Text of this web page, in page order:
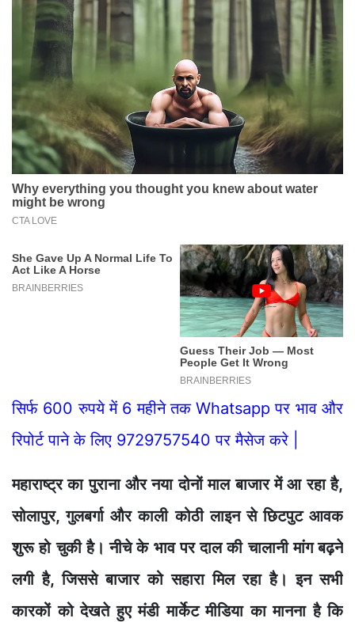
सिर्फ 600 रुपये में 6 महीने तक Whatsapp पर भाव और
रिपोर्ट पाने के लिए 9729757540 पर मैसेज करे |
महाराष्ट्र का पुराना और नया दोनों माल बाजार में आ रहा है,
सोलापुर, गुलबर्गा और काली कोठी लाइन से छिटपुट आवक
शुरू हो चुकी है। नीचे के भाव पर दाल की चालानी मांग बढ़ने
लगी है, जिससे बाजार को सहारा मिल रहा है। इन सभी
कारकों को देखते हुए मंडी मार्केट मीडिया का मानना है कि